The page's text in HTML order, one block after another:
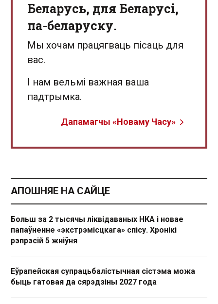
Беларусь, для Беларусі,
па-беларуску.
Мы хочам працягваць пісаць для
вас.
І нам вельмі важная ваша
падтрымка.
Дапамагчы «Новаму Часу»
АПОШНЯЕ НА САЙЦЕ
Больш за 2 тысячы ліквідаваных НКА і новае
папаўненне «экстрэмісцкага» спісу. Хронікі
рэпрэсій 5 жніўня
Еўрапейская супрацьбалістычная сістэма можа
быць гатовая да сярэдзіны 2027 года